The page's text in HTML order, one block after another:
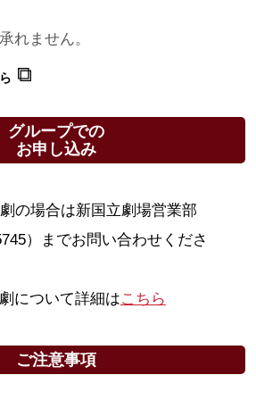
れません。
グループでの
お申し込み
の場合は新国立劇場営業部
）までお問い合わせくださ
について詳細はこちら
ご注意事項